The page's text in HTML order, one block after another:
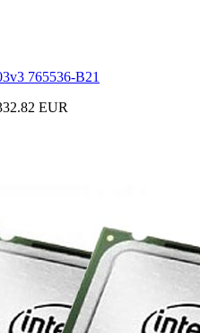
765536-B21
EUR